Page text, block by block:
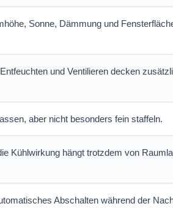
Sonne, Dämmung und
und Ventilieren decken
aber nicht besonders fein staffeln.
Kühlwirkung hängt trotzdem von
Abschalten während der